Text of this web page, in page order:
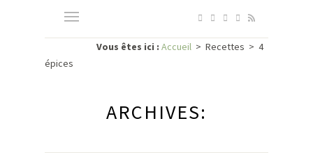
Vous êtes ici : Accueil >Recettes >4
épices
ARCHIVES: